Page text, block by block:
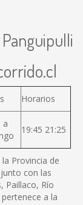
Horarios
a
19:45 21:25
Provincia de
con las
Paillaco, Río
a la